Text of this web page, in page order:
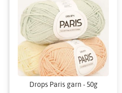
Drops Paris garn - 50g